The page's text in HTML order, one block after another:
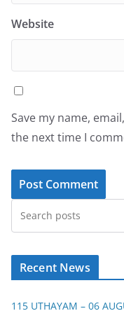
Website
Save my name,
the next time I
Recent News
115 UTHAYAM – 06